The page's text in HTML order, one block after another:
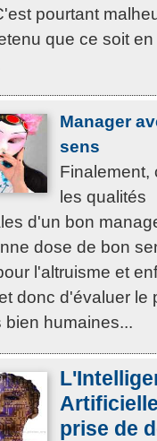
pourtant
que ce soit
Manager
sens
Finalement,
les qualités
d'un bon
dose de bon
l'altruisme et
donc d'évaluer le
bien humaines...
prise de